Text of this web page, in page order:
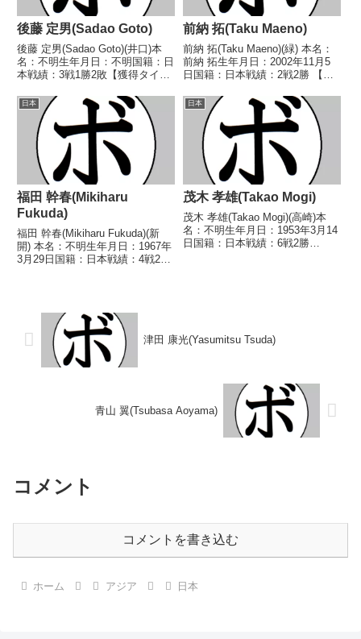
後藤 定男(Sadao Goto)
後藤 定男(Sadao Goto)(井口)本
名：不明生年月日：不明国籍：日
本戦績：3戦1勝2敗【獲得タイト
●2RTKO スピーデー 章(新
興)1949/02/12 ●判定 (ラウンド/
採点不明) 岡田 ...
前納 拓(Taku Maeno)
前納 拓(Taku Maeno)(緑) 本名：
前納 拓生年月日：2002年11月5
日国籍：日本戦績：2戦2勝 【獲
2022/07/10 ○4R判定 2-0(38-
38、39-37、39-37) 中澤 奈二郎
(西遠)...
日本
福田 幹春(Mikiharu
Fukuda)
福田 幹春(Mikiharu Fukuda)(新
開) 本名：不明生年月日：1967年
3月29日国籍：日本戦績：4戦2勝
滝)1995/01/31 ...
日本
茂木 孝雄(Takao Mogi)
茂木 孝雄(Takao Mogi)(高崎)本
名：不明生年月日：1953年3月14
日国籍：日本戦績：6戦2勝
津田 康光(Yasumitsu Tsuda)
青山 翼(Tsubasa Aoyama)
コメント
コメントを書き込む
ホーム アジア 日本